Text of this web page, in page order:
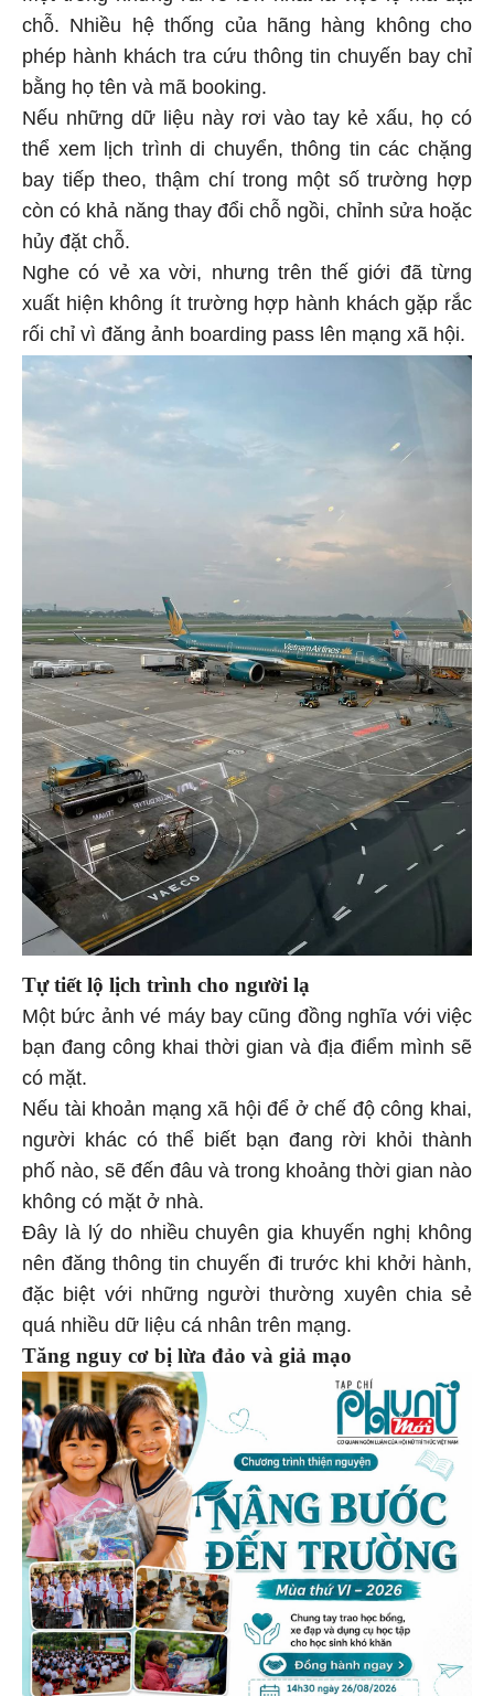
chỗ. Nhiều hệ thống của hãng hàng không cho
phép hành khách tra cứu thông tin chuyến bay chỉ
bằng họ tên và mã booking.
Nếu những dữ liệu này rơi vào tay kẻ xấu, họ có
thể xem lịch trình di chuyển, thông tin các chặng
bay tiếp theo, thậm chí trong một số trường hợp
còn có khả năng thay đổi chỗ ngồi, chỉnh sửa hoặc
hủy đặt chỗ.
Nghe có vẻ xa vời, nhưng trên thế giới đã từng
xuất hiện không ít trường hợp hành khách gặp rắc
rối chỉ vì đăng ảnh boarding pass lên mạng xã hội.
Tự tiết lộ lịch trình cho người lạ
Một bức ảnh vé máy bay cũng đồng nghĩa với việc
bạn đang công khai thời gian và địa điểm mình sẽ
có mặt.
Nếu tài khoản mạng xã hội để ở chế độ công khai,
người khác có thể biết bạn đang rời khỏi thành
phố nào, sẽ đến đâu và trong khoảng thời gian nào
không có mặt ở nhà.
Đây là lý do nhiều chuyên gia khuyến nghị không
nên đăng thông tin chuyến đi trước khi khởi hành,
đặc biệt với những người thường xuyên chia sẻ
quá nhiều dữ liệu cá nhân trên mạng.
Tăng nguy cơ bị lừa đảo và giả mạo